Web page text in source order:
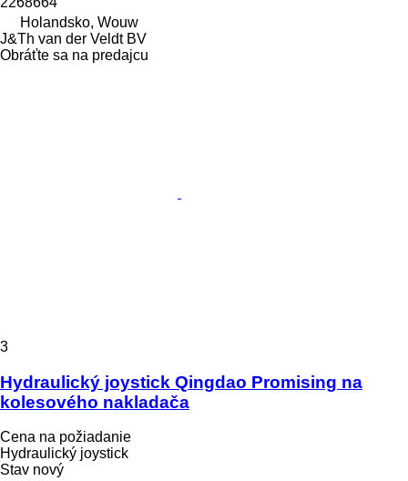
Holandsko, Wouw
J&Th van der Veldt BV
Obráťte sa na predajcu
3
Hydraulický joystick Qingdao Promising na
kolesového nakladača
Cena na požiadanie
Hydraulický joystick
Stav nový